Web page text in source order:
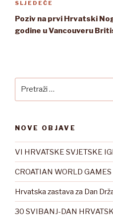
Sljedeća
objava
SLJEDEĆE
Poziv na prvi Hrvatski
godine u Vancouveru
NOVE OBJAVE
VI HRVATSKE SVJETSKE
CROATIAN WORLD
Hrvatska zastava za Dan
30 SVIBANJ-DAN